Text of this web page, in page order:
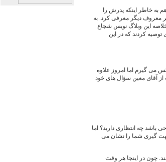
به خاطر اینکه پدرش را
معروف دیگر معرفی کرد. به
این وبلاگ نویس شجاع
کردند که در این
می گیرم اما امروز علاوه
از آقای معین سؤال های خود
باشد چه انتظاری دارید؟ اما
گیری شما را نشان می
چون در اینجا هر وقت